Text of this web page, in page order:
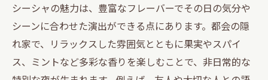
シーシャの魅力は、豊富なフレーバーでその日の気分や
シーンに合わせた演出ができる点にあります。都会の隠
れ家で、リラックスした雰囲気とともに果実やスパイ
ス、ミントなど多彩な香りを楽しむことで、非日常的な